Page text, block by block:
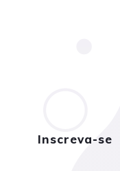
Inscreva-se